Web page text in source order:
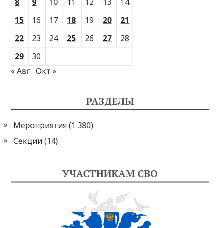
15
16 17 18 19 20
21
22
23 24 25 26 27
28
29
30
« Авг Окт »
РАЗДЕЛЫ
Мероприятия (1 380)
Секции (14)
УЧАСТНИКАМ СВО